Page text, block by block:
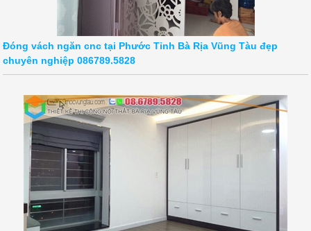
Đóng vách ngăn cnc tại Phước Tỉnh Bà Rịa Vũng Tàu đẹp
chuyên nghiệp 086789.5828